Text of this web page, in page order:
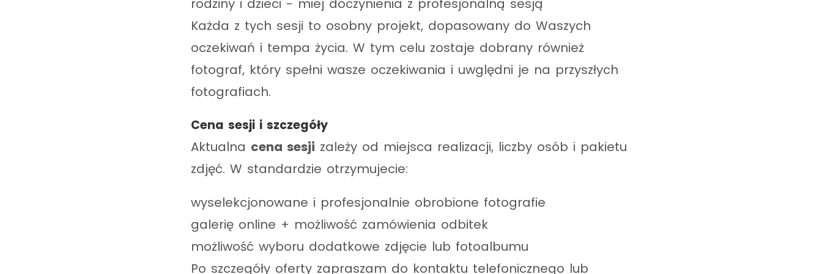
rodziny i dzieci - miej doczynienia z profesjonalną sesją
Każda z tych sesji to osobny projekt, dopasowany do Waszych
oczekiwań i tempa życia. W tym celu zostaje dobrany również
fotograf, który spełni wasze oczekiwania i uwględni je na przyszłych
fotografiach.
Cena sesji i szczegóły
Aktualna cena sesji zależy od miejsca realizacji, liczby osób i pakietu
zdjęć. W standardzie otrzymujecie:
wyselekcjonowane i profesjonalnie obrobione fotografie
galerię online + możliwość zamówienia odbitek
możliwość wyboru dodatkowe zdjęcie lub fotoalbumu
Po szczegóły oferty zapraszam do kontaktu telefonicznego lub